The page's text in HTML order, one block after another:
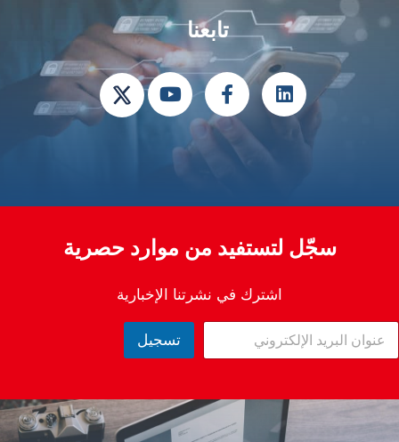
تابعنا
سجّل لتستفيد من موارد حصرية
اشترك في نشرتنا الإخبارية
تسجيل